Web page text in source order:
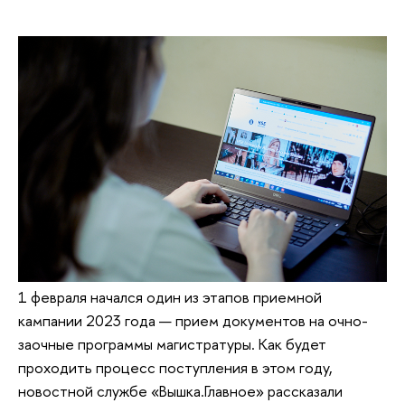
1 февраля начался один из этапов приемной
кампании 2023 года — прием документов на очно-
заочные программы магистратуры. Как будет
проходить процесс поступления в этом году,
новостной службе «Вышка.Главное» рассказали